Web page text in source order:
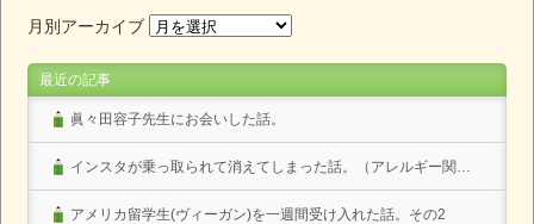
月別アーカイブ
最近の記事
眞々田容子先生にお会いした話。
インスタが乗っ取られて消えてしまった話。（アレルギー関係なし）
アメリカ留学生(ヴィーガン)を一週間受け入れた話。その2